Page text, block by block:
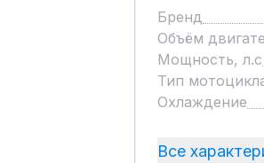
Бренд
Объём
Мощность, л.с
Тип
Охлаждение
Все